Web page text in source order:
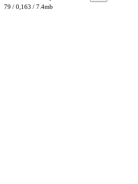
79 / 0,163 / 7.4mb